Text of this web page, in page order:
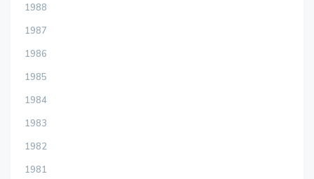
1988
1987
1986
1985
1984
1983
1982
1981